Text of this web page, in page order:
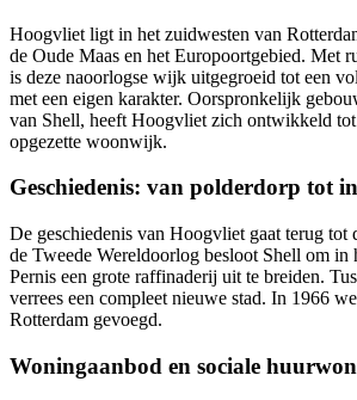
Hoogvliet ligt in het zuidwesten van
de Oude Maas en het Europoortgebied. Met
is deze naoorlogse wijk uitgegroeid tot een
met een eigen karakter. Oorspronkelijk
van Shell, heeft Hoogvliet zich ontwikkeld
opgezette woonwijk.
Geschiedenis: van polderdorp tot
De geschiedenis van Hoogvliet gaat terug tot
de Tweede Wereldoorlog besloot Shell om in
Pernis een grote raffinaderij uit te breiden.
verrees een compleet nieuwe stad. In 1966
Rotterdam gevoegd.
Woningaanbod en sociale